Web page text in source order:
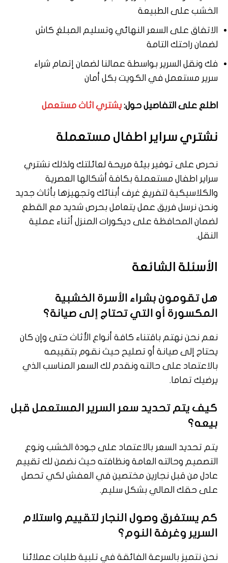
الخشب على الطبيعة
الاتفاق على السعر النهائي وتسليم المبلغ كاش
لضمان راحتك التامة
فك ونقل السرير بواسطة عمالنا لضمان إتمام شراء
سرير مستعمل في الكويت بكل أمان
اطلع على التفاصيل حول: يشتري اثاث مستعمل
نشتري سراير اطفال مستعملة
نحرص على توفير بيئة مريحة لعائلتك ولذلك نشتري
سراير اطفال مستعملة بكافة أشكالها العصرية
والكلاسيكية لتفريغ غرف أبنائك وتجهيزها بأثاث جديد
ونحن نرسل فريق عمل يتعامل بحرص شديد مع القطع
لضمان المحافظة على ديكورات المنزل أثناء عملية
النقل.
الأسئلة الشائعة
هل تقومون بشراء الأسرة الخشبية
المكسورة أو التي تحتاج إلى صيانة؟
نعم نحن نهتم باقتناء كافة أنواع الأثاث حتى وإن كان
يحتاج إلى صيانة أو تصليح حيث نقوم بتقييمه
بالاعتماد على حالته ونقدم لك السعر المناسب الذي
يرضيك تماما.
كيف يتم تحديد سعر السرير المستعمل قبل
بيعه؟
يتم تحديد السعر بالاعتماد على جودة الخشب ونوع
التصميم وحالته العامة ونظافته حيث نضمن لك تقييم
عادل من قبل نجارين مختصين في العفش لكي تحصل
على حقك المالي بشكل سليم.
كم يستغرق وصول النجار لتقييم واستلام
السرير وغرفة النوم؟
نحن نتميز بالسرعة الفائقة في تلبية طلبات عملائنا